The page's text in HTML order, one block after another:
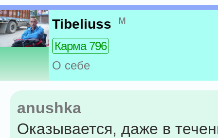
Tibeliuss м
Карма 796
О себе
anushka
Оказывается, даже в